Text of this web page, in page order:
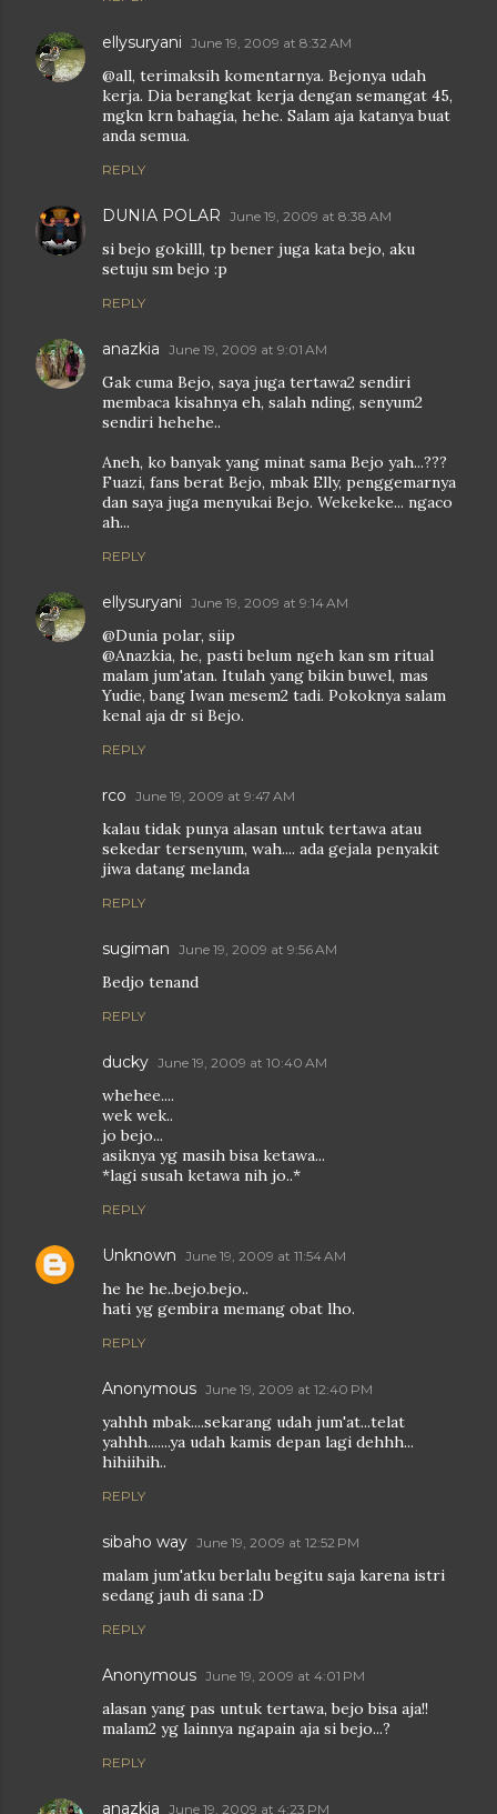
ellysuryani June 19, 2009 at 8:32 AM
@all, terimaksih komentarnya. Bejonya udah
kerja. Dia berangkat kerja dengan semangat 45,
mgkn krn bahagia, hehe. Salam aja katanya buat
anda semua.
REPLY
DUNIA POLAR June 19, 2009 at 8:38 AM
si bejo gokilll, tp bener juga kata bejo, aku
setuju sm bejo :p
REPLY
anazkia June 19, 2009 at 9:01 AM
Gak cuma Bejo, saya juga tertawa2 sendiri
membaca kisahnya eh, salah nding, senyum2
sendiri hehehe..
Aneh, ko banyak yang minat sama Bejo yah...???
Fuazi, fans berat Bejo, mbak Elly, penggemarnya
dan saya juga menyukai Bejo. Wekekeke... ngaco
ah...
REPLY
ellysuryani June 19, 2009 at 9:14 AM
@Dunia polar, siip
@Anazkia, he, pasti belum ngeh kan sm ritual
malam jum'atan. Itulah yang bikin buwel, mas
Yudie, bang Iwan mesem2 tadi. Pokoknya salam
kenal aja dr si Bejo.
REPLY
rco June 19, 2009 at 9:47 AM
kalau tidak punya alasan untuk tertawa atau
sekedar tersenyum, wah.... ada gejala penyakit
jiwa datang melanda
REPLY
sugiman June 19, 2009 at 9:56 AM
Bedjo tenand
REPLY
ducky June 19, 2009 at 10:40 AM
whehee....
wek wek..
jo bejo...
asiknya yg masih bisa ketawa...
*lagi susah ketawa nih jo..*
REPLY
Unknown June 19, 2009 at 11:54 AM
he he he..bejo.bejo..
hati yg gembira memang obat lho.
REPLY
Anonymous June 19, 2009 at 12:40 PM
yahhh mbak....sekarang udah jum'at...telat
yahhh.......ya udah kamis depan lagi dehhh...
hihiihih..
REPLY
sibaho way June 19, 2009 at 12:52 PM
malam jum'atku berlalu begitu saja karena istri
sedang jauh di sana :D
REPLY
Anonymous June 19, 2009 at 4:01 PM
alasan yang pas untuk tertawa, bejo bisa aja!!
malam2 yg lainnya ngapain aja si bejo...?
REPLY
anazkia June 19, 2009 at 4:23 PM